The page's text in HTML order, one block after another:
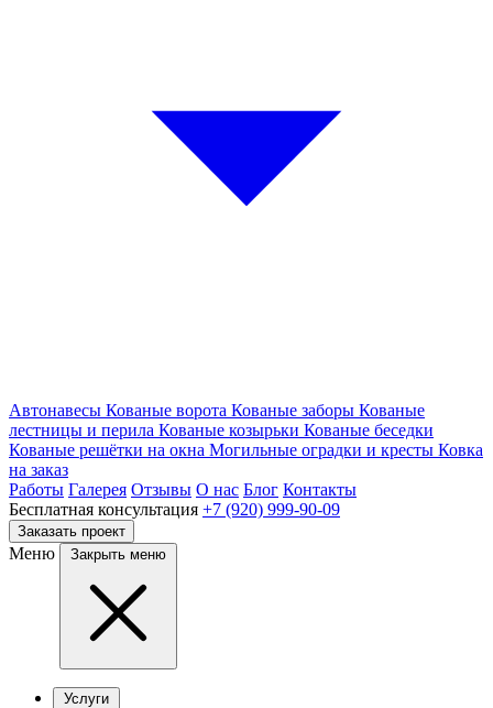
Автонавесы Кованые ворота Кованые заборы Кованые
лестницы и перила Кованые козырьки Кованые беседки
Кованые решётки на окна Могильные оградки и кресты Ковка
на заказ
Работы Галерея Отзывы О нас Блог Контакты
Бесплатная консультация +7 (920) 999-90-09
Заказать проект
Меню Закрыть меню
Услуги